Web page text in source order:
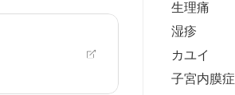
生理痛
湿疹
カユイ
子宮内膜症